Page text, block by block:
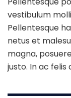
vestibulum
Pellentesque
netus et
magna,
justo. In ac